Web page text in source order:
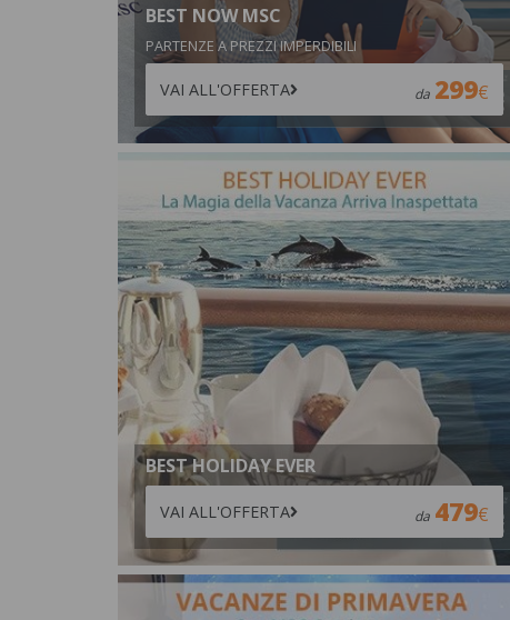
BEST NOW MSC
PARTENZE A PREZZI IMPERDIBILI
VAI ALL'OFFERTA da 299
BEST HOLIDAY EVER
VAI ALL'OFFERTA da 479